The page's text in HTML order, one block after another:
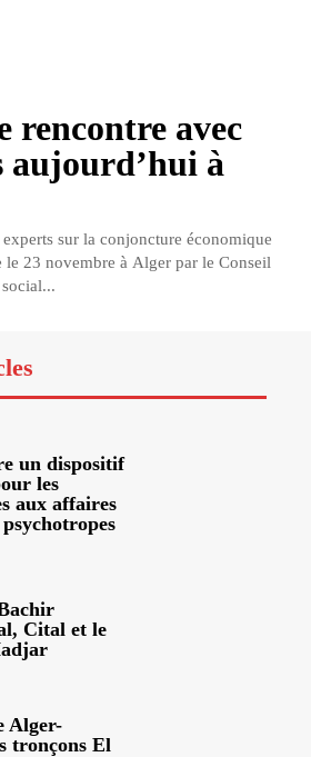
rencontre avec
aujourd’hui à
sur la conjoncture économique
le 23 novembre à Alger par le Conseil
un dispositif
les
aux affaires
Cital et le
Alger-
tronçons El